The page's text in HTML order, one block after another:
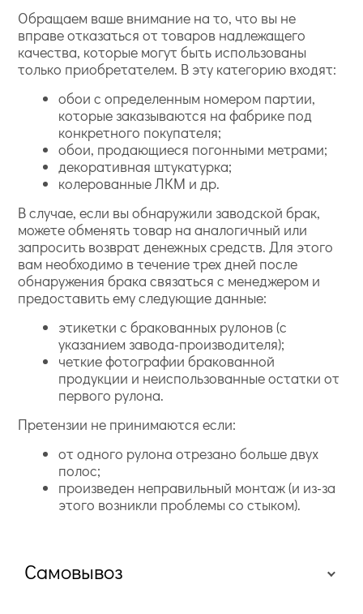
Обращаем ваше внимание на то, что вы не
вправе отказаться от товаров надлежащего
качества, которые могут быть использованы
только приобретателем. В эту категорию входят:
обои с определенным номером партии,
которые заказываются на фабрике под
конкретного покупателя;
обои, продающиеся погонными метрами;
декоративная штукатурка;
колерованные ЛКМ и др.
В случае, если вы обнаружили заводской брак,
можете обменять товар на аналогичный или
запросить возврат денежных средств. Для этого
вам необходимо в течение трех дней после
обнаружения брака связаться с менеджером и
предоставить ему следующие данные:
этикетки с бракованных рулонов (с
указанием завода-производителя);
четкие фотографии бракованной
продукции и неиспользованные остатки от
первого рулона.
Претензии не принимаются если:
от одного рулона отрезано больше двух
полос;
произведен неправильный монтаж (и из-за
этого возникли проблемы со стыком).
Самовывоз